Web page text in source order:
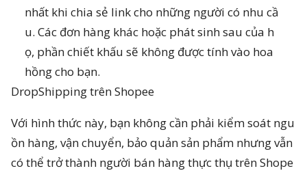
nhất khi chia sẻ link cho những người có nhu cầ
u. Các đơn hàng khác hoặc phát sinh sau của h
ọ, phần chiết khấu sẽ không được tính vào hoa
hồng cho bạn.
DropShipping trên Shopee
Với hình thức này, bạn không cần phải kiểm soát ngu
ồn hàng, vận chuyển, bảo quản sản phẩm nhưng vẫn
có thể trở thành người bán hàng thực thụ trên Shope